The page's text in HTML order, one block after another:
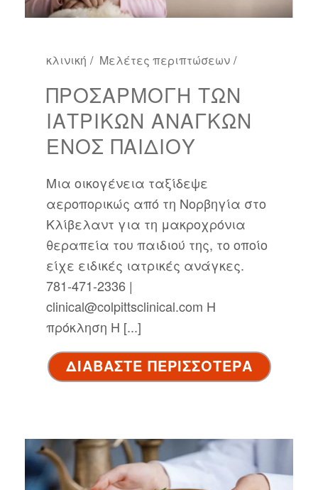
κλινική Μελέτες περιπτώσεων
ΠΡΟΣΑΡΜΟΓΉ ΤΩΝ
ΙΑΤΡΙΚΏΝ ΑΝΑΓΚΏΝ
ΕΝΌΣ ΠΑΙΔΙΟΎ
Μια οικογένεια ταξίδεψε
αεροπορικώς από τη Νορβηγία στο
Κλίβελαντ για τη μακροχρόνια
θεραπεία του παιδιού της, το οποίο
είχε ειδικές ιατρικές ανάγκες.
781-471-2336 |
clinical@colpittsclinical.com Η
πρόκληση Η [...]
ΔΙΑΒΑΣΤΕ ΠΕΡΙΣΣΟΤΕΡΑ